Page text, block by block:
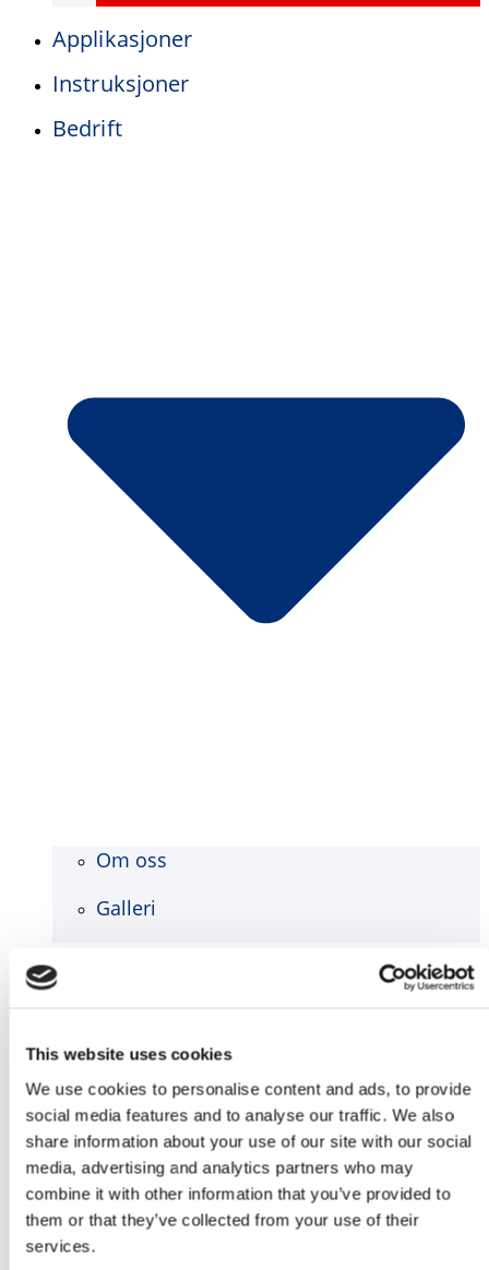
This website uses cookies
We use cookies to personalise content and ads, to provide
social media features and to analyse our traffic. We also
share information about your use of our site with our social
media, advertising and analytics partners who may
combine it with other information that you’ve provided to
them or that they’ve collected from your use of their
services.
Applikasjoner
Instruksjoner
Bedrift
Om oss
Galleri
Blog